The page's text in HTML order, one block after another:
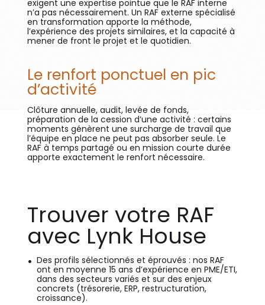
exigent une expertise pointue que le RAF interne
n’a pas nécessairement. Un RAF externe spécialisé
en transformation apporte la méthode,
l’expérience des projets similaires, et la capacité à
mener de front le projet et le quotidien.
Le renfort ponctuel en pic
d’activité
Clôture annuelle, audit, levée de fonds,
préparation de la cession d’une activité : certains
moments génèrent une surcharge de travail que
l’équipe en place ne peut pas absorber seule. Le
RAF à temps partagé ou en mission courte durée
apporte exactement le renfort nécessaire.
Trouver votre RAF
avec Lynk House
Des profils sélectionnés et éprouvés : nos RAF
ont en moyenne 15 ans d’expérience en PME/ETI,
dans des secteurs variés et sur des enjeux
concrets (trésorerie, ERP, restructuration,
croissance).